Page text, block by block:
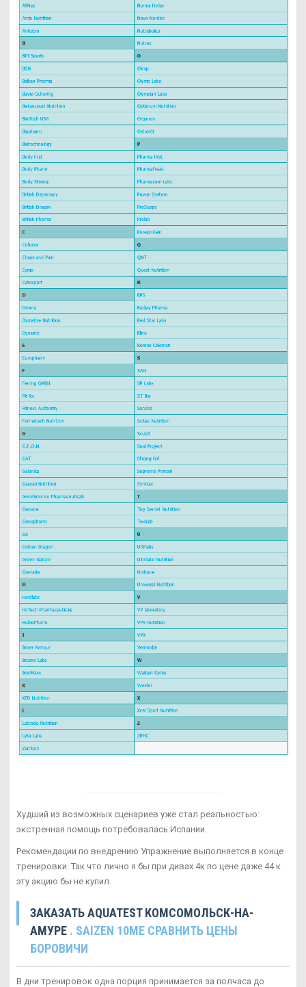
Худший из возможных сценариев уже стал реальностью:
экстренная помощь потребовалась Испании.
Рекомендации по внедрению Упражнение выполняется в конце
тренировки. Так что лично я бы при дивах 4к по цене даже 44 к
эту акцию бы не купил.
ЗАКАЗАТЬ AQUATEST КОМСОМОЛЬСК-НА-
АМУРЕ . SAIZEN 10ME СРАВНИТЬ ЦЕНЫ
БОРОВИЧИ
В дни тренировок одна порция принимается за полчаса до